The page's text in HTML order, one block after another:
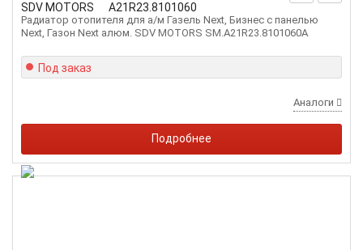
SDV MOTORS A21R23.8101060
Радиатор отопителя для а/м Газель Next, Бизнес с панелью
Next, Газон Next алюм. SDV MOTORS SM.А21R23.8101060А
Под заказ
Аналоги
Подробнее